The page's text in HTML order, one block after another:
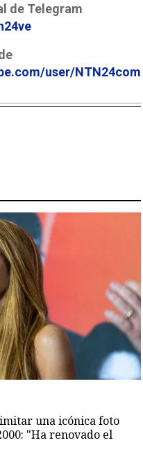
de Telegram
user/NTN24com
una icónica foto
"Ha renovado el